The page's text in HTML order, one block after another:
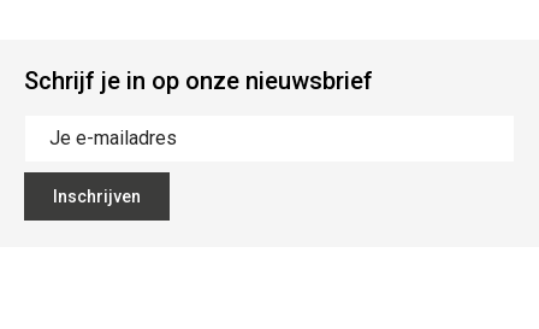
Schrijf je in op onze nieuwsbrief
Inschrijven